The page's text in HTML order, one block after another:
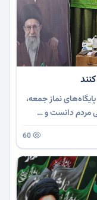
نماز جمعه،
مردم دانست و …